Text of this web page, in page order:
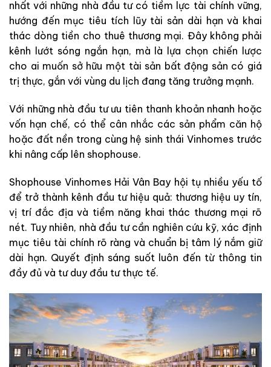
nhất với những nhà đầu tư có tiềm lực tài chính vững,
hướng đến mục tiêu tích lũy tài sản dài hạn và khai
thác dòng tiền cho thuê thương mại. Đây không phải
kênh lướt sóng ngắn hạn, mà là lựa chọn chiến lược
cho ai muốn sở hữu một tài sản bất động sản có giá
trị thực, gắn với vùng du lịch đang tăng trưởng mạnh.
Với những nhà đầu tư ưu tiên thanh khoản nhanh hoặc
vốn hạn chế, có thể cân nhắc các sản phẩm căn hộ
hoặc đất nền trong cùng hệ sinh thái Vinhomes trước
khi nâng cấp lên shophouse.
Shophouse Vinhomes Hải Vân Bay hội tụ nhiều yếu tố
để trở thành kênh đầu tư hiệu quả: thương hiệu uy tín,
vị trí đắc địa và tiềm năng khai thác thương mại rõ
nét. Tuy nhiên, nhà đầu tư cần nghiên cứu kỹ, xác định
mục tiêu tài chính rõ ràng và chuẩn bị tâm lý nắm giữ
dài hạn. Quyết định sáng suốt luôn đến từ thông tin
đầy đủ và tư duy đầu tư thực tế.